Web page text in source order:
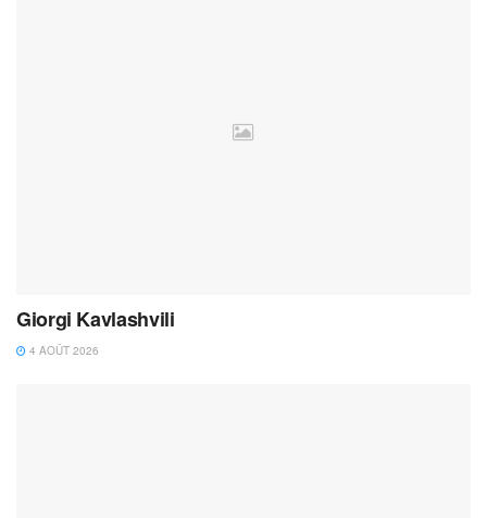
Giorgi Kavlashvili
4 AOÛT 2026